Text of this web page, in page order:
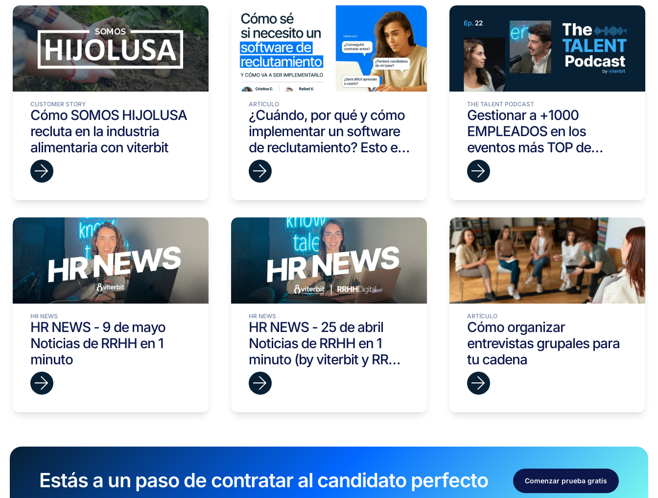
CUSTOMER STORY
Cómo SOMOS HIJOLUSA
recluta en la industria
alimentaria con viterbit
ARTÍCULO
¿Cuándo, por qué y cómo
implementar un software
de reclutamiento? Esto es
todo lo que necesitas
saber
THE TALENT PODCAST
Gestionar a +1000
EMPLEADOS en los
eventos más TOP de
España
HR NEWS
HR NEWS - 9 de mayo
Noticias de RRHH en 1
minuto
HR NEWS
HR NEWS - 25 de abril
Noticias de RRHH en 1
minuto (by viterbit y RRHH
Digital)
ARTÍCULO
Cómo organizar
entrevistas grupales para
tu cadena
Estás a un paso de contratar al candidato perfecto Comenzar prueba gratis